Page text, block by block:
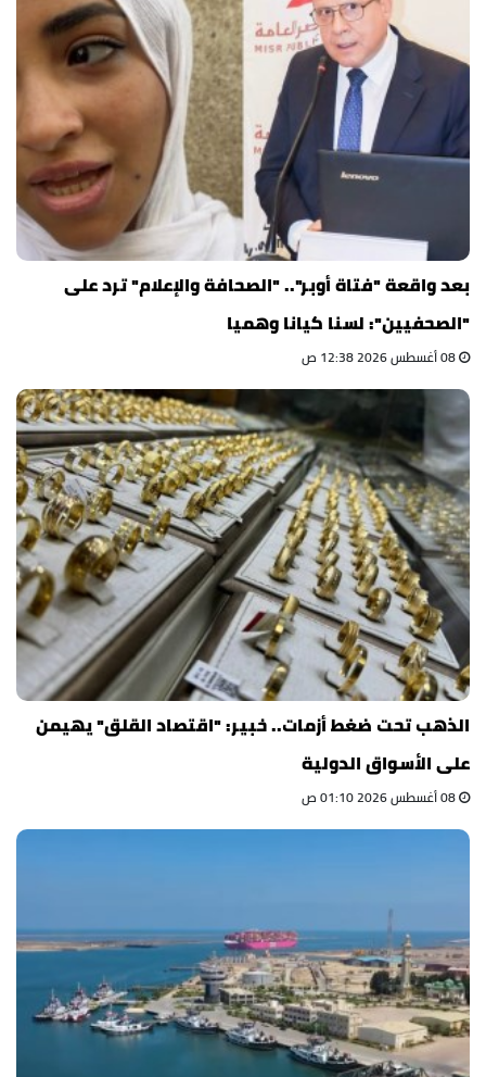
بعد واقعة "فتاة أوبر".. "الصحافة والإعلام" ترد على
"الصحفيين": لسنا كيانا وهميا
الذهب تحت ضغط أزمات.. خبير: "اقتصاد القلق" يهيمن
على الأسواق الدولية